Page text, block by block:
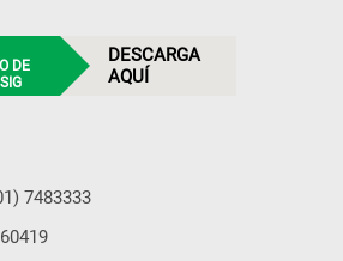
DE
DESCARGA
AQUÍ
7483333